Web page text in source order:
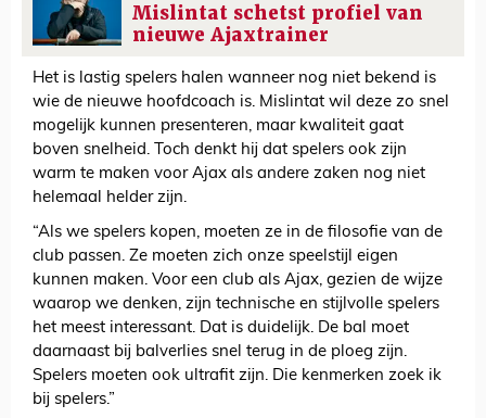
Mislintat schetst profiel van
nieuwe Ajaxtrainer
Het is lastig spelers halen wanneer nog niet bekend is
wie de nieuwe hoofdcoach is. Mislintat wil deze zo snel
mogelijk kunnen presenteren, maar kwaliteit gaat
boven snelheid. Toch denkt hij dat spelers ook zijn
warm te maken voor Ajax als andere zaken nog niet
helemaal helder zijn.
“Als we spelers kopen, moeten ze in de filosofie van de
club passen. Ze moeten zich onze speelstijl eigen
kunnen maken. Voor een club als Ajax, gezien de wijze
waarop we denken, zijn technische en stijlvolle spelers
het meest interessant. Dat is duidelijk. De bal moet
daarnaast bij balverlies snel terug in de ploeg zijn.
Spelers moeten ook ultrafit zijn. Die kenmerken zoek ik
bij spelers.”